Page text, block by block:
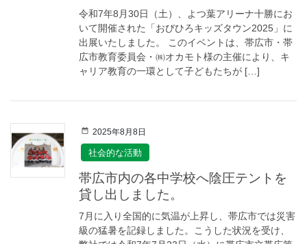
令和7年8月30日（土）、よつ葉アリーナ十勝にお
いて開催された「おびひろキッズタウン2025」に
出展いたしました。 このイベントは、帯広市・帯
広市教育委員会・㈱オカモト様の主催により、キ
ャリア教育の一環として子どもたちが […]
2025年8月8日
社会的な活動
帯広市内の各中学校へ陰圧テントを
貸し出しました。
7月に入り全国的に気温が上昇し、帯広市では災害
級の猛暑を記録しました。こうした状況を受け、